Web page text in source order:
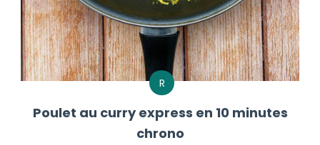
R
Poulet au curry express en 10 minutes
chrono